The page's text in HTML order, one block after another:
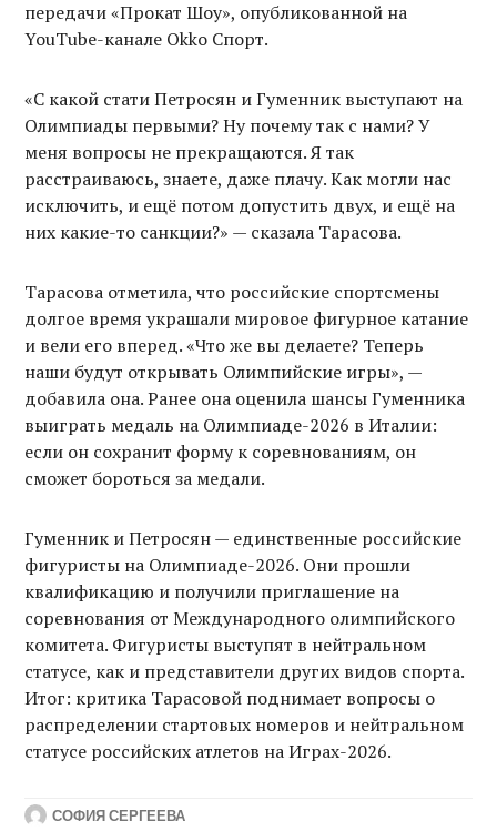
передачи «Прокат Шоу», опубликованной на
YouTube-канале Okko Спорт.
«С какой стати Петросян и Гуменник выступают на
Олимпиады первыми? Ну почему так с нами? У
меня вопросы не прекращаются. Я так
расстраиваюсь, знаете, даже плачу. Как могли нас
исключить, и ещё потом допустить двух, и ещё на
них какие-то санкции?» — сказала Тарасова.
Тарасова отметила, что российские спортсмены
долгое время украшали мировое фигурное катание
и вели его вперед. «Что же вы делаете? Теперь
наши будут открывать Олимпийские игры», —
добавила она. Ранее она оценила шансы Гуменника
выиграть медаль на Олимпиаде-2026 в Италии:
если он сохранит форму к соревнованиям, он
сможет бороться за медали.
Гуменник и Петросян — единственные российские
фигуристы на Олимпиаде-2026. Они прошли
квалификацию и получили приглашение на
соревнования от Международного олимпийского
комитета. Фигуристы выступят в нейтральном
статусе, как и представители других видов спорта.
Итог: критика Тарасовой поднимает вопросы о
распределении стартовых номеров и нейтральном
статусе российских атлетов на Играх-2026.
СОФИЯ СЕРГЕЕВА